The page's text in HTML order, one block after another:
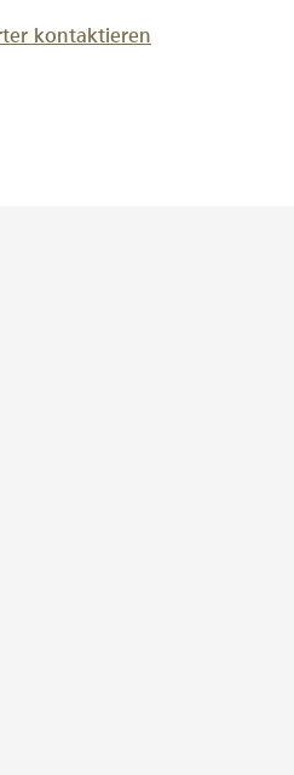
kontaktieren